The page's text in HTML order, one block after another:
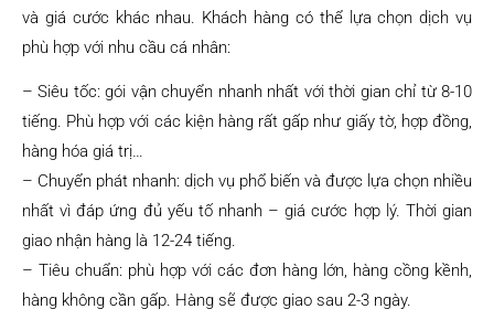
và giá cước khác nhau. Khách hàng có thể lựa chọn dịch vụ
phù hợp với nhu cầu cá nhân:
– Siêu tốc: gói vận chuyển nhanh nhất với thời gian chỉ từ 8-10
tiếng. Phù hợp với các kiện hàng rất gấp như giấy tờ, hợp đồng,
hàng hóa giá trị…
– Chuyển phát nhanh: dịch vụ phổ biến và được lựa chọn nhiều
nhất vì đáp ứng đủ yếu tố nhanh – giá cước hợp lý. Thời gian
giao nhận hàng là 12-24 tiếng.
– Tiêu chuẩn: phù hợp với các đơn hàng lớn, hàng cồng kềnh,
hàng không cần gấp. Hàng sẽ được giao sau 2-3 ngày.